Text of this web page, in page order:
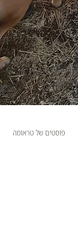
פוסטים של טראומה